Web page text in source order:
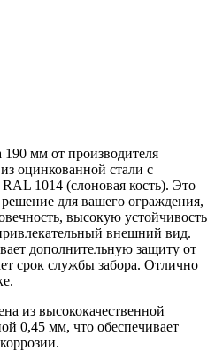
190 мм от производителя
оцинкованной стали с
1014 (слоновая кость). Это
для вашего ограждения,
высокую устойчивость
внешний вид.
дополнительную защиту от
срок службы забора. Отлично
из высококачественной
0,45 мм, что обеспечивает